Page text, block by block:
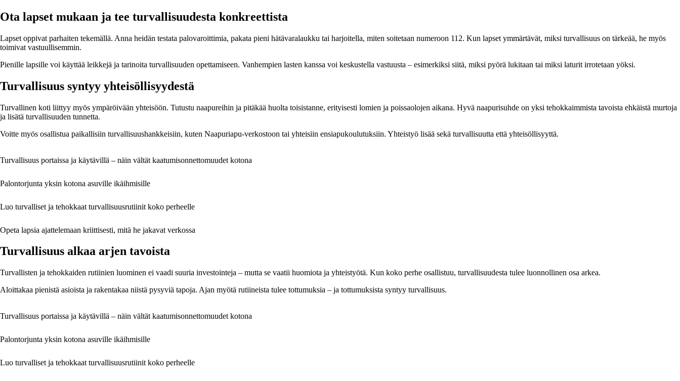
Ota lapset mukaan ja tee turvallisuudesta konkreettista
Lapset oppivat parhaiten tekemällä. Anna heidän testata palovaroittimia, pakata pieni hätävaralaukku tai harjoitella, miten soitetaan numeroon 112. Kun lapset ymmärtävät, miksi turvallisuus on tärkeää, he myös
toimivat vastuullisemmin.
Pienille lapsille voi käyttää leikkejä ja tarinoita turvallisuuden opettamiseen. Vanhempien lasten kanssa voi keskustella vastuusta – esimerkiksi siitä, miksi pyörä lukitaan tai miksi laturit irrotetaan yöksi.
Turvallisuus syntyy yhteisöllisyydestä
Turvallinen koti liittyy myös ympäröivään yhteisöön. Tutustu naapureihin ja pitäkää huolta toisistanne, erityisesti lomien ja poissaolojen aikana. Hyvä naapurisuhde on yksi tehokkaimmista tavoista ehkäistä murtoja
ja lisätä turvallisuuden tunnetta.
Voitte myös osallistua paikallisiin turvallisuushankkeisiin, kuten Naapuriapu-verkostoon tai yhteisiin ensiapukoulutuksiin. Yhteistyö lisää sekä turvallisuutta että yhteisöllisyyttä.
Turvallisuus portaissa ja käytävillä – näin vältät kaatumisonnettomuudet kotona
Palontorjunta yksin kotona asuville ikäihmisille
Luo turvalliset ja tehokkaat turvallisuusrutiinit koko perheelle
Opeta lapsia ajattelemaan kriittisesti, mitä he jakavat verkossa
Turvallisuus alkaa arjen tavoista
Turvallisten ja tehokkaiden rutiinien luominen ei vaadi suuria investointeja – mutta se vaatii huomiota ja yhteistyötä. Kun koko perhe osallistuu, turvallisuudesta tulee luonnollinen osa arkea.
Aloittakaa pienistä asioista ja rakentakaa niistä pysyviä tapoja. Ajan myötä rutiineista tulee tottumuksia – ja tottumuksista syntyy turvallisuus.
Turvallisuus portaissa ja käytävillä – näin vältät kaatumisonnettomuudet kotona
Palontorjunta yksin kotona asuville ikäihmisille
Luo turvalliset ja tehokkaat turvallisuusrutiinit koko perheelle